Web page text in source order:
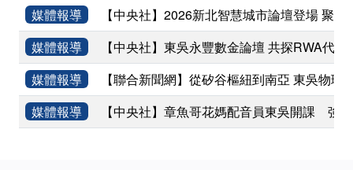
媒體報導
【中央社】2026新北智慧城市論壇登場 聚
媒體報導
【中央社】東吳永豐數金論壇 共探RWA代幣
媒體報導
【聯合新聞網】從矽谷樞紐到南亞 東吳物理
媒體報導
【中央社】章魚哥花媽配音員東吳開課 強